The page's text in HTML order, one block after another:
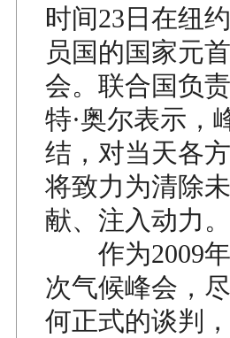
时间23日在纽
员国的国家元
会。联合国负
特·奥尔表示，
结，对当天各
将致力为清除
献、注入动力。
作为2009年
次气候峰会，
何正式的谈判